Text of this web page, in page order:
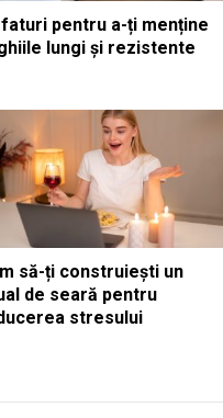
pentru a-ți menține
lungi și rezistente
să-ți construiești un
de seară pentru
stresului